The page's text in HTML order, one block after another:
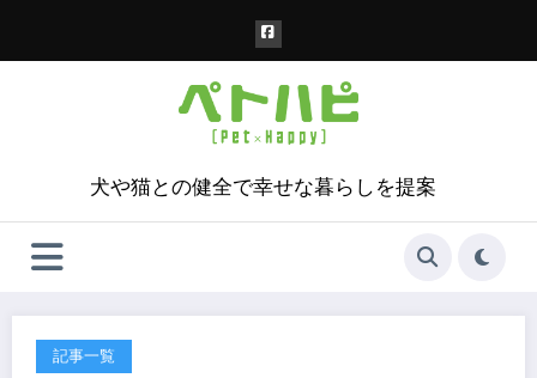
犬や猫との健全で幸せな暮らしを提案
記事一覧